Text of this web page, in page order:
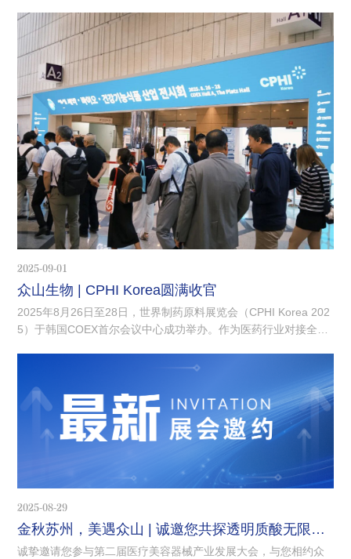
搭建起洞察产业趋势、探索未来方向的重要平台。
2025-09-01
众山生物 | CPHI Korea圆满收官
2025年8月26日至28日，世界制药原料展览会（CPHI Korea 202
5）于韩国COEX首尔会议中心成功举办。作为医药行业对接全球
了全球医药产业的前沿创新与紧密合作。众山生物积极参与本次
盛会，携带多款医药领域创新产品，凭借20多项全球资质认证，
全方位地展示公司在原料药领域的创新实力与国际化形象。
2025-08-29
金秋苏州，美遇众山 | 诚邀您共探透明质酸无限可能
诚挚邀请您参与第二届医疗美容器械产业发展大会，与您相约众